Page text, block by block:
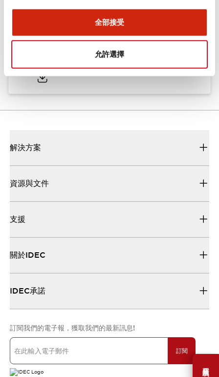
全部接受
允許選擇
需要幫助嗎？
型錄和宣傳手冊 CAD檔 認證與標準 技術文件
ø25/30 系列 CS型 凸輪開關
解決方案
資源與文件
支援
關於IDEC
IDEC承諾
訂閱我們的電子報，獲取我們的最新訊息!
訂閱